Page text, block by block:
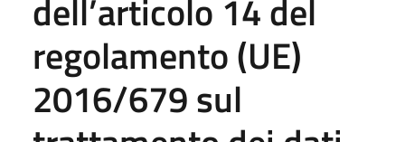
dell’articolo 14 del
regolamento (UE)
2016/679 sul